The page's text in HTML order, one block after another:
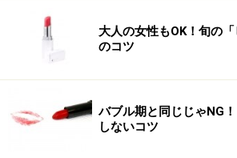
大人の女性もOK！旬の
のコツ
バブル期と同じじゃNG
しないコツ